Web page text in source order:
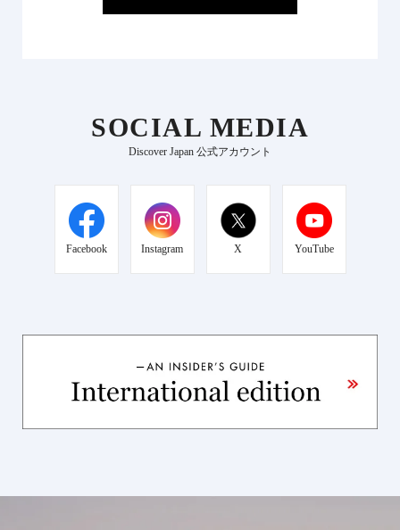
SOCIAL MEDIA
Discover Japan 公式アカウント
Facebook Instagram X YouTube